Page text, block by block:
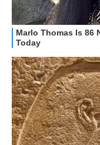
GUIDE ALL'ACQUISTO